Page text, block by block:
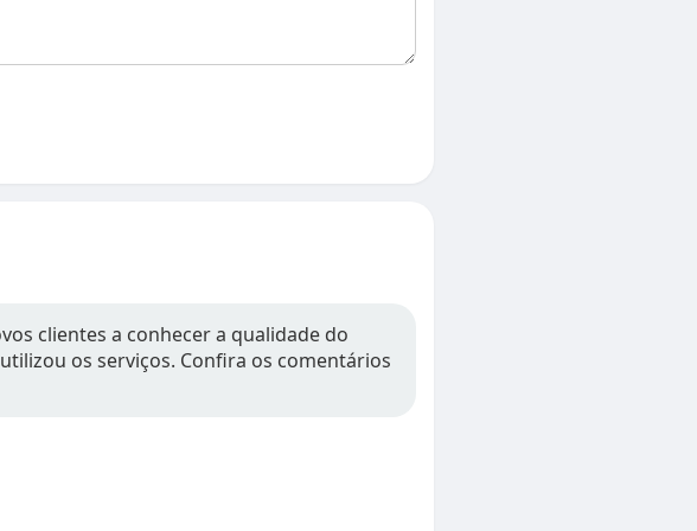
clientes a conhecer a qualidade do
os serviços. Confira os comentários